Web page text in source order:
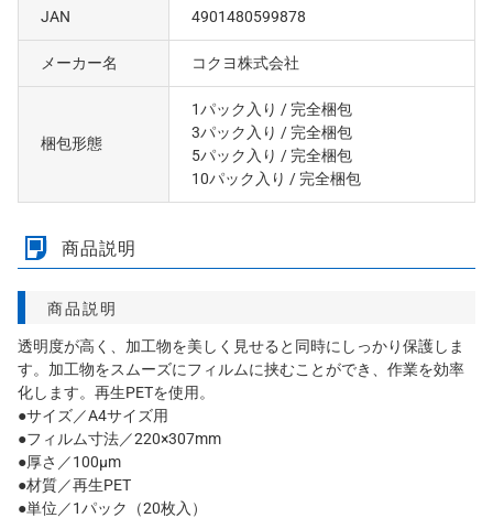
JAN 4901480599878
メーカー名 コクヨ株式会社
梱包形態
1パック入り / 完全梱包
3パック入り / 完全梱包
5パック入り / 完全梱包
10パック入り / 完全梱包
商品説明
商品説明
透明度が高く、加工物を美しく見せると同時にしっかり保護しま
す。加工物をスムーズにフィルムに挟むことができ、作業を効率
化します。再生PETを使用。
●サイズ／A4サイズ用
●フィルム寸法／220×307mm
●厚さ／100μm
●材質／再生PET
●単位／1パック（20枚入）